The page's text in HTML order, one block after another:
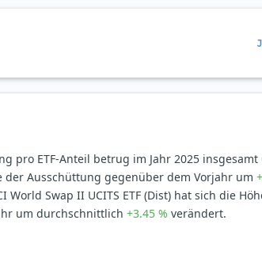
pro ETF-Anteil betrug im Jahr 2025 insgesamt
der Ausschüttung gegenüber dem Vorjahr um
World Swap II UCITS ETF (Dist) hat sich die
um durchschnittlich +3.45 % verändert.